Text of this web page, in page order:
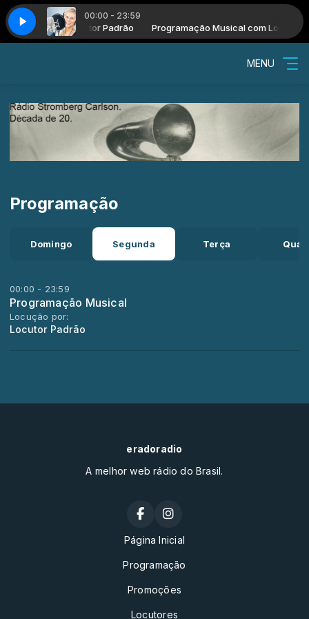
00:00 - 23:59
Musical com Locutor Padrão Programação Musical com Locutor
- H.LOBO-M. OLIVEIRA - 12.05AMANHÃ EU VOLTO -
MENU
Programação
Domingo Segunda Terça
00:00 - 23:59
Programação Musical
Locução por:
Locutor Padrão
eradoradio
A melhor web rádio do Brasil.
Página Inicial
Programação
Promoções
Locutores